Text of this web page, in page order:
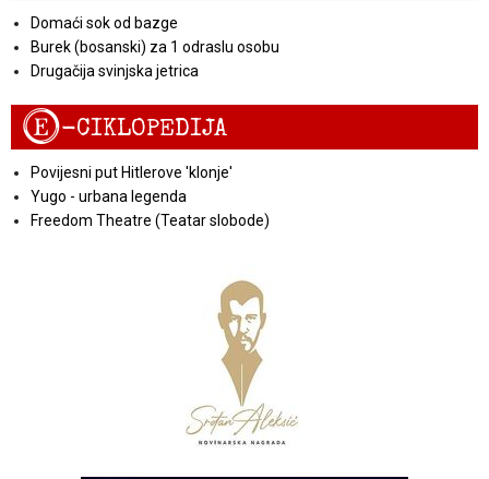
Domaći sok od bazge
Burek (bosanski) za 1 odraslu osobu
Drugačija svinjska jetrica
E-CIKLOPEDIJA
Povijesni put Hitlerove 'klonje'
Yugo - urbana legenda
Freedom Theatre (Teatar slobode)